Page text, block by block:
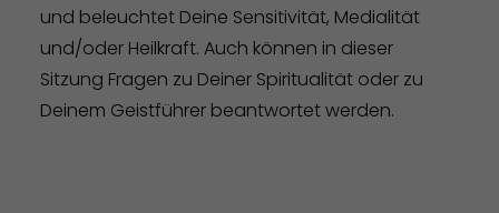
und beleuchtet Deine Sensitivität, Medialität
und/oder Heilkraft. Auch können in dieser
Sitzung Fragen zu Deiner Spiritualität oder zu
Deinem Geistführer beantwortet werden.